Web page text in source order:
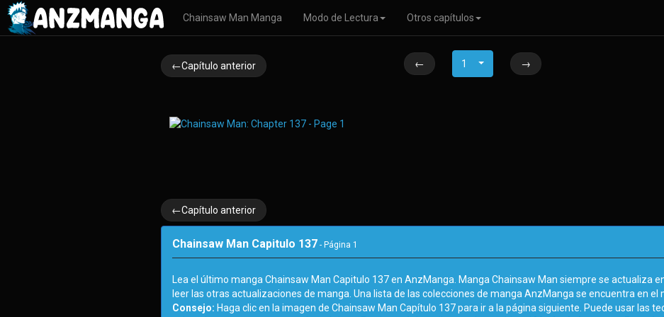
Chainsaw Man Manga Modo de Lectura Otros capítulos
←Capítulo anterior ← 1 →
←Capítulo anterior
Chainsaw Man Capitulo 137 - Página 1
Lea el último manga Chainsaw Man Capitulo 137 en AnzManga. Manga Chainsaw Man siempre se actualiza
leer las otras actualizaciones de manga. Una lista de las colecciones de manga AnzManga se encuentra en el
Consejo: Haga clic en la imagen de Chainsaw Man Capítulo 137 para ir a la página siguiente. Puede usar las